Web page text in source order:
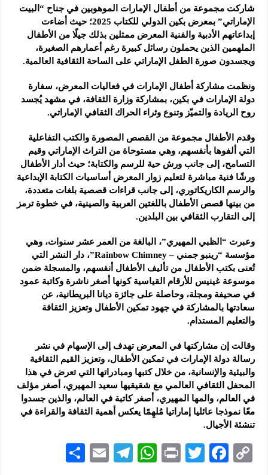
شاركت مجموعة من أطفال الإمارات الموهوبين في جناح “البيت
الإماراتي” ‌بمعرض بكين الدولي للكتاب 2025‌؛ حيث أضاءت
إبداعاتهم الأدبية والفنية المعرض ممثلين بذلك جيلًا من الأطفال
الملهمين الذين يحملون رسائل كبيرة رغم أعمارهم الصغيرة،
ويجسدون صورة الطفل الإماراتي على الساحة الثقافية العالمية.
ونظمت مشاركة أطفال الإمارات في فعاليات المعرض، سفارة
دولة الإمارات في بكين، بمشاركة وزارة الثقافة، في مشهد يُجسد
روح الريادة والتميّز وتنوع وثراء الحراك الثقافي الإماراتي. ‌ ‌
وقدم الأطفال مجموعة من القصص المصورة والكتب التفاعلية
التي ألفوها بأنفسهم، وهي مستوحاة من التراث الإماراتي وقيم
التسامح، إلى جانب ورش حية للرسم والكتابة‌؛ حيث أدار الأطفال
ورشًا فنية مباشرة لتعليم زوار المعرض أساسيات الكتابة الإبداعية
والرسم الكاريكاتوري، إلى جانب قراءات قصصية بلغات متعددة‌،
من بينها قصص الأطفال باللغتين العربية والصينية، في خطوة ترمز
إلى التقارب الثقافي بين البلدين.
وعبرت “الظبي المهيري”، البالغة من العمر عشر سنوات، وهي
مؤسسة “رينبو جمني – Rainbow Chimney”، دار النشر التي
تُعنى بكتب الأطفال من تأليف الأطفال أنفسهم، والمسجلة ضمن
موسوعة غينيس للأرقام القياسية كونها أصغر ناشرة وكاتبة عمود
في صحيفة ومجلة، وحاصلة على جائزة ديانا البريطانية، عن
سعادتها بالمشاركة في جهود تمكين الأطفال وتعزيز الثقافة
والتعليم المستدام.
وقالت إن مشاركتها في المعرض تهدف إلى الإسهام في نشر
رسالة دولة الإمارات في تمكين الأطفال، وتعزيز القيم الثقافية
والبيئية والإنسانية، من خلال كتبها ومبادراتها التي تعرض في هذا
المحفل الثقافي العالمي مع شقيقيها سعيد المهيري، أصغر مؤلف
في العالم، والمها المهيري، أصغر كاتبة في العالم، والذين جسدوا
معًا نموذجا عائليا إماراتيا مُلهِمًا يعكس أهمية الثقافة والقراءة في
تنشئة الأجيال.
C
F
T
P
W
Te
E